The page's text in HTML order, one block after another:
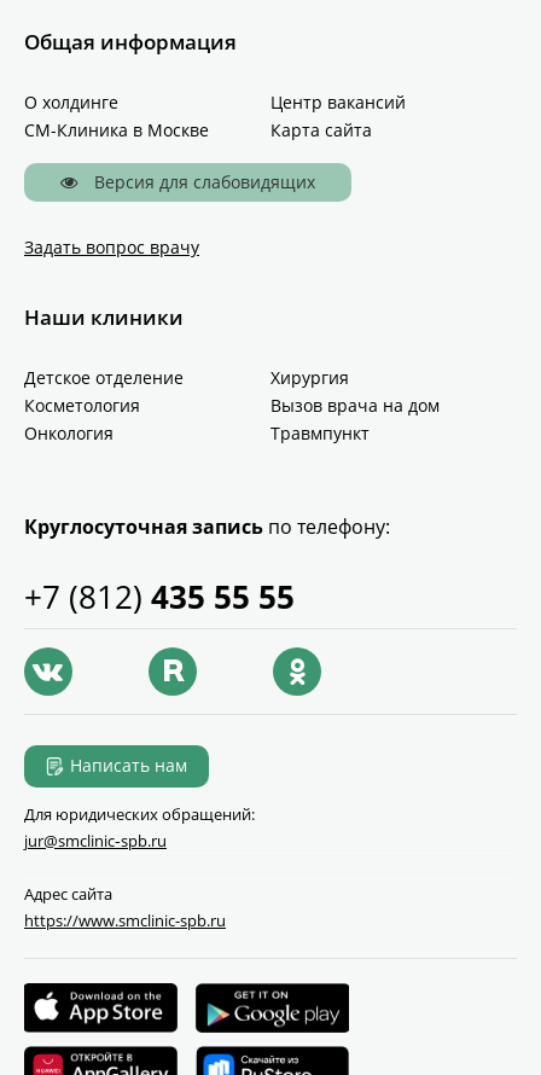
Общая информация
О холдинге
Центр вакансий
СМ-Клиника в Москве
Карта сайта
Версия для слабовидящих
Задать вопрос врачу
Наши клиники
Детское отделение
Хирургия
Косметология
Вызов врача на дом
Онкология
Травмпункт
Круглосуточная запись по телефону:
+7 (812) 435 55 55
Написать нам
Для юридических обращений:
jur@smclinic‑spb.ru
Адрес сайта
https://www.smclinic-spb.ru